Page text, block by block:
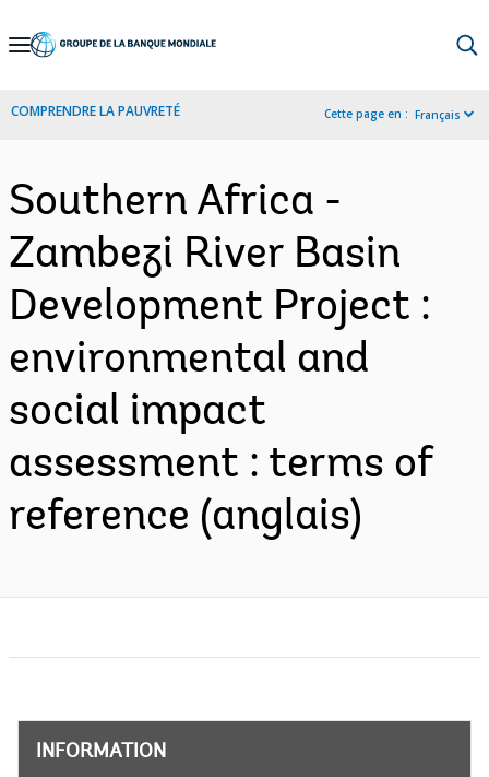
Skip
Navigation
COMPRENDRE LA PAUVRETÉ Cette page en : Français
Southern Africa -
Zambezi River Basin
Development Project :
environmental and
social impact
assessment : terms of
reference (anglais)
INFORMATION